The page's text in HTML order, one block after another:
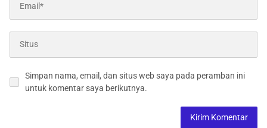
Simpan nama, email, dan situs web saya pada peramban ini
untuk komentar saya berikutnya.